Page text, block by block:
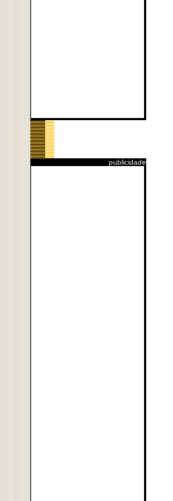
publicidade